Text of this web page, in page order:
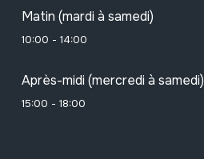
Matin (mardi à samedi)
10:00 - 14:00
Après-midi (mercredi à samedi)
15:00 - 18:00